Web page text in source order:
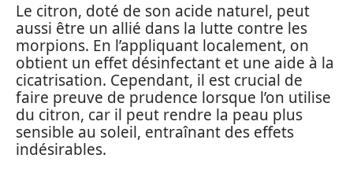
Le citron, doté de son acide naturel, peut
aussi être un allié dans la lutte contre les
morpions. En l’appliquant localement, on
obtient un effet désinfectant et une aide à la
cicatrisation. Cependant, il est crucial de
faire preuve de prudence lorsque l’on utilise
du citron, car il peut rendre la peau plus
sensible au soleil, entraînant des effets
indésirables.